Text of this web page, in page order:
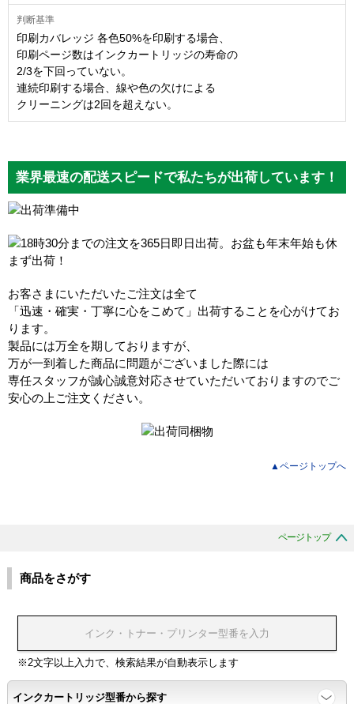
印刷カバレッジ 各色50%を印刷する場合、
印刷ページ数はインクカートリッジの寿命の
2/3を下回っていない。
連続印刷する場合、線や色の欠けによる
クリーニングは2回を超えない。
業界最速の配送スピードで私たちが出荷しています！
お客さまにいただいたご注文は全て
「迅速・確実・丁寧に心をこめて」出荷することを心がけてお
ります。
製品には万全を期しておりますが、
万が一到着した商品に問題がございました際には
専任スタッフが誠心誠意対応させていただいておりますのでご
安心の上ご注文ください。
▲ページトップへ
ページトップ
商品をさがす
※2文字以上入力で、検索結果が自動表示します
インクカートリッジ型番から探す